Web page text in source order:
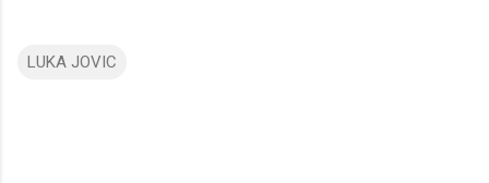
LUKA JOVIC